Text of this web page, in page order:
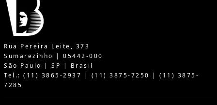
Rua Pereira Leite, 373
Sumarezinho | 05442-000
São Paulo | SP | Brasil
Tel.: (11) 3865-2937 | (11) 3875-7250 | (11) 3875-
7285